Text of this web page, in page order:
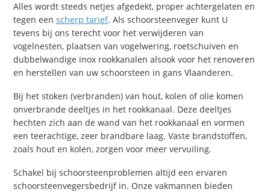
Alles wordt steeds netjes afgedekt, proper achtergelaten en
tegen eenscherp tarief. Als schoorsteenveger kunt U
tevens bij ons terecht voor het verwijderen van
vogelnesten, plaatsen van vogelwering, roetschuiven en
dubbelwandige inox rookkanalen alsook voor het renoveren
en herstellen van uw schoorsteen in gans Vlaanderen.
Bij het stoken (verbranden) van hout, kolen of olie komen
onverbrande deeltjes in het rookkanaal. Deze deeltjes
hechten zich aan de wand van het rookkanaal en vormen
een teerachtige, zeer brandbare laag. Vaste brandstoffen,
zoals hout en kolen, zorgen voor meer vervuiling.
Schakel bij schoorsteenproblemen altijd een ervaren
schoorsteenvegersbedrijf in. Onze vakmannen bieden